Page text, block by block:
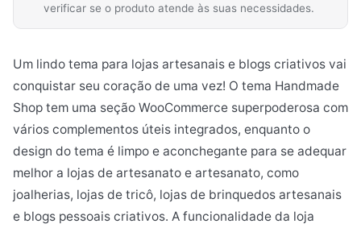
verificar se o produto atende às suas necessidades.
Um lindo tema para lojas artesanais e blogs criativos vai
conquistar seu coração de uma vez! O tema Handmade
Shop tem uma seção WooCommerce superpoderosa com
vários complementos úteis integrados, enquanto o
design do tema é limpo e aconchegante para se adequar
melhor a lojas de artesanato e artesanato, como
joalherias, lojas de tricô, lojas de brinquedos artesanais
e blogs pessoais criativos. A funcionalidade da loja